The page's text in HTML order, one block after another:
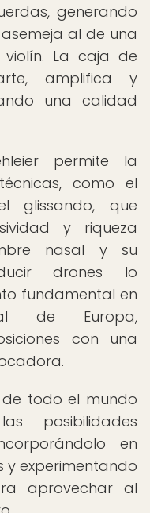
generando
al de una
La caja de
amplifica y
una calidad
permite la
como el
glissando, que
y riqueza
nasal y su
drones lo
fundamental en
de Europa,
con una
todo el mundo
posibilidades
en
y experimentando
aprovechar al